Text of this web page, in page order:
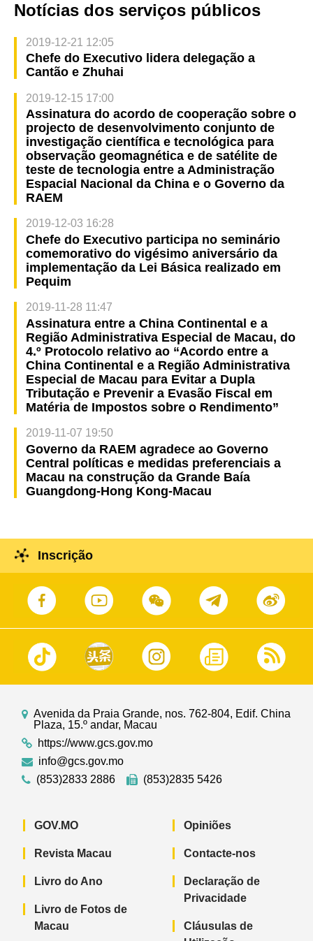
Notícias dos serviços públicos
2019-12-21 12:05
Chefe do Executivo lidera delegação a
Cantão e Zhuhai
2019-12-15 17:00
Assinatura do acordo de cooperação sobre o
projecto de desenvolvimento conjunto de
investigação científica e tecnológica para
observação geomagnética e de satélite de
teste de tecnologia entre a Administração
Espacial Nacional da China e o Governo da
RAEM
2019-12-03 16:28
Chefe do Executivo participa no seminário
comemorativo do vigésimo aniversário da
implementação da Lei Básica realizado em
Pequim
2019-11-28 11:47
Assinatura entre a China Continental e a
Região Administrativa Especial de Macau, do
4.º Protocolo relativo ao “Acordo entre a
China Continental e a Região Administrativa
Especial de Macau para Evitar a Dupla
Tributação e Prevenir a Evasão Fiscal em
Matéria de Impostos sobre o Rendimento”
2019-11-07 19:50
Governo da RAEM agradece ao Governo
Central políticas e medidas preferenciais a
Macau na construção da Grande Baía
Guangdong-Hong Kong-Macau
Inscrição
Avenida da Praia Grande, nos. 762-804, Edif. China
Plaza, 15.º andar, Macau
https://www.gcs.gov.mo
info@gcs.gov.mo
(853)2833 2886
(853)2835 5426
GOV.MO
Revista Macau
Livro do Ano
Livro de Fotos de
Macau
Opiniões
Contacte-nos
Declaração de
Privacidade
Cláusulas de